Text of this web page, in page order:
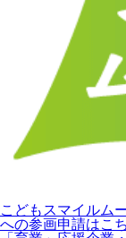
こどもスマイルム
への参画申請はこ